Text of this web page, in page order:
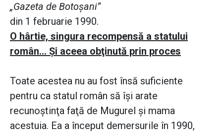
„Gazeta de Botoşani”
din 1 februarie 1990.
O hârtie, singura recompensă a statului
român... Şi aceea obţinută prin proces
Toate acestea nu au fost însă suficiente
pentru ca statul român să îşi arate
recunoştinţa faţă de Mugurel şi mama
acestuia. Ea a început demersurile în 1990,